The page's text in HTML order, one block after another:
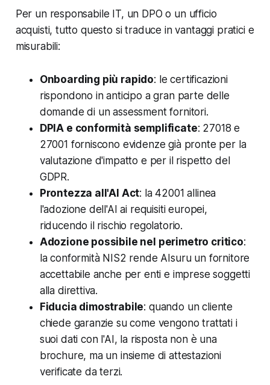
Per un responsabile IT, un DPO o un ufficio
acquisti, tutto questo si traduce in vantaggi pratici e
misurabili:
Onboarding più rapido: le certificazioni
rispondono in anticipo a gran parte delle
domande di un assessment fornitori.
DPIA e conformità semplificate: 27018 e
27001 forniscono evidenze già pronte per la
valutazione d'impatto e per il rispetto del
GDPR.
Prontezza all'AI Act: la 42001 allinea
l'adozione dell'AI ai requisiti europei,
riducendo il rischio regolatorio.
Adozione possibile nel perimetro critico:
la conformità NIS2 rende AIsuru un fornitore
accettabile anche per enti e imprese soggetti
alla direttiva.
Fiducia dimostrabile: quando un cliente
chiede garanzie su come vengono trattati i
suoi dati con l'AI, la risposta non è una
brochure, ma un insieme di attestazioni
verificate da terzi.